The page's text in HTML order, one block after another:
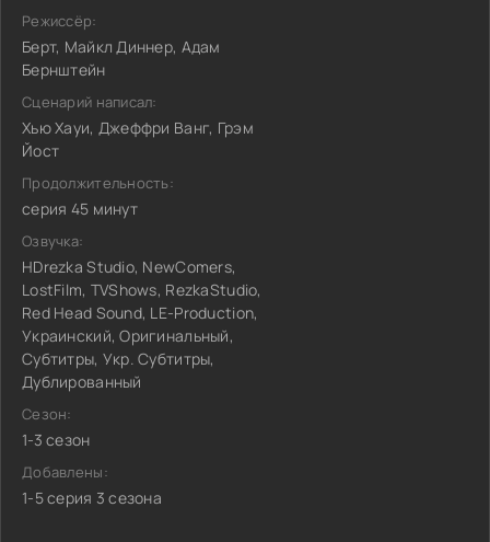
Режиссёр:
Берт, Майкл Диннер, Адам
Бернштейн
Сценарий написал:
Хью Хауи, Джеффри Ванг, Грэм
Йост
Продолжительность:
серия 45 минут
Озвучка:
HDrezka Studio, NewComers,
LostFilm, TVShows, RezkaStudio,
Red Head Sound, LE-Production,
Украинский, Оригинальный,
Субтитры, Укр. Субтитры,
Дублированный
Сезон:
1-3 сезон
Добавлены:
1-5 серия 3 сезона